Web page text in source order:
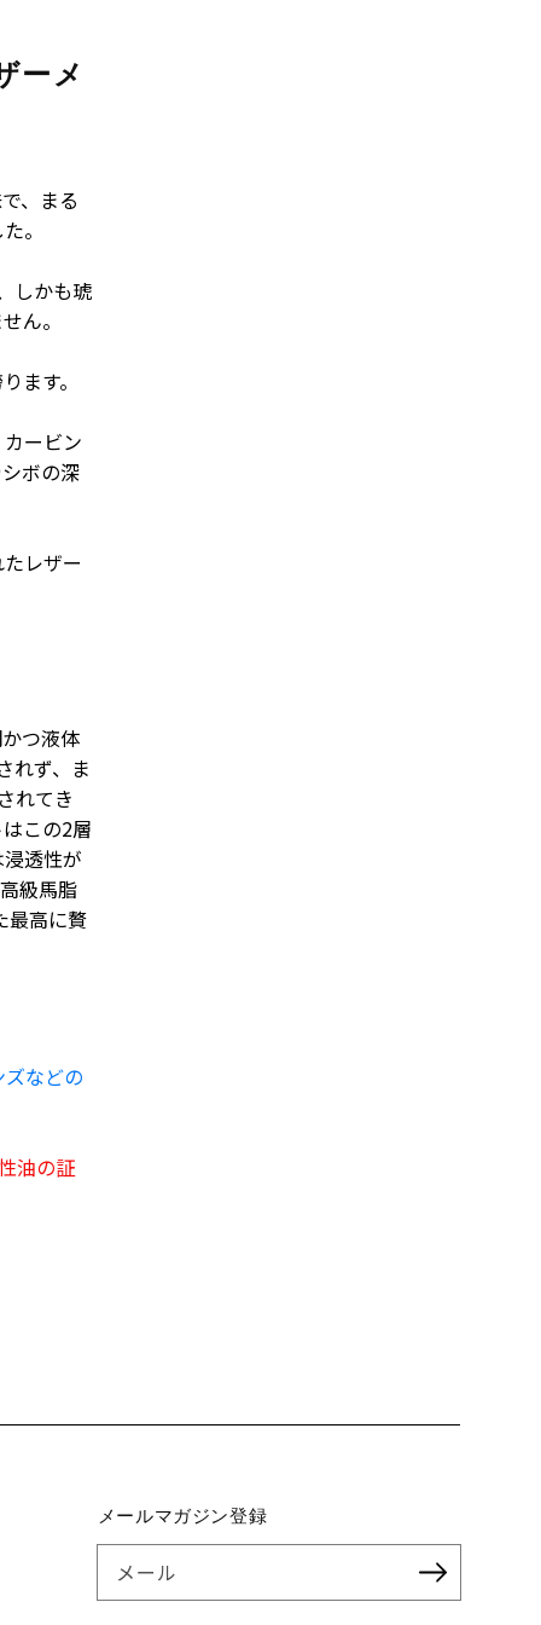
ーメ
、まる
。
しかも琥
ん。
ます。
ービン
ボの深
レザー
つ液体
れず、ま
れてき
この2層
透性が
級馬脂
最高に贅
などの
油の証
メールマガジン登録
メール